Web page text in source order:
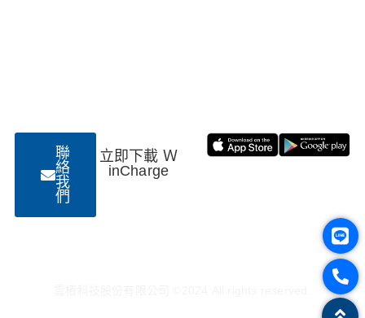
聯
絡
我
們
立即下載 Ｗ
inCharge